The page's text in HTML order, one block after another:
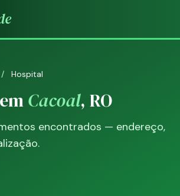
/ Hospital
Cacoal, RO
encontrados — endereço,